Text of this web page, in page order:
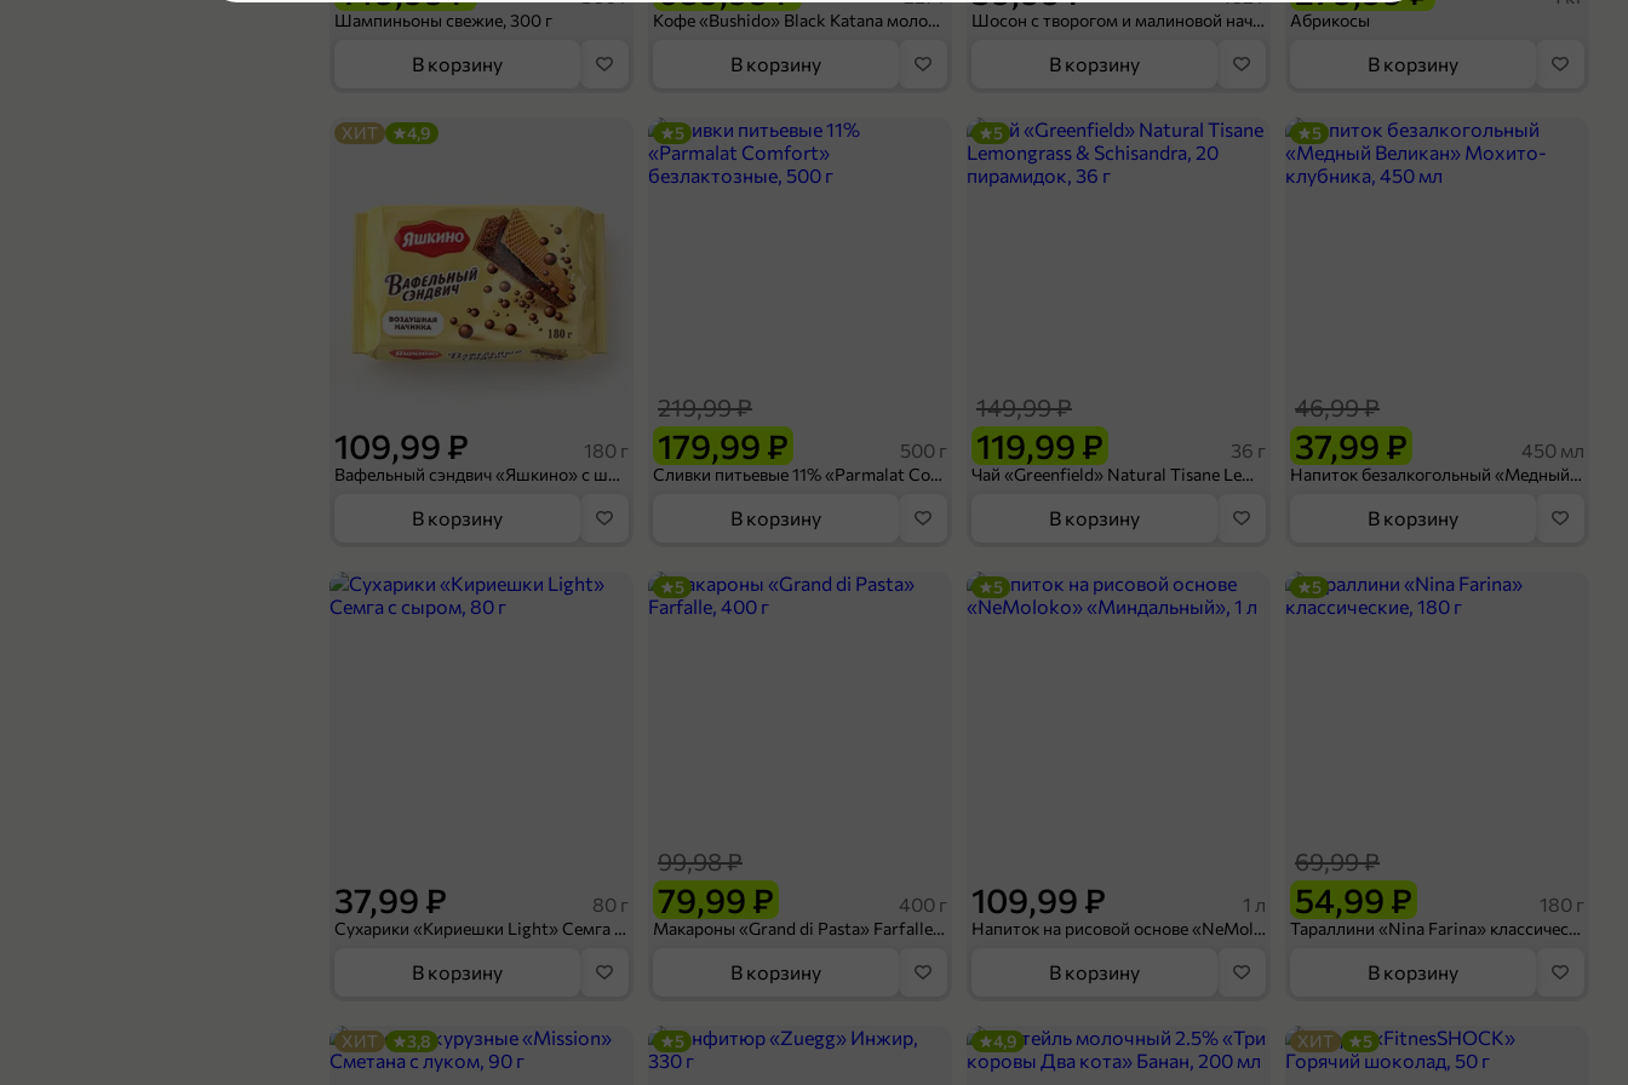
Шампиньоны свежие, 300 г
В корзину
Кофе «Bushido» Black Katana молотый, 227 г
В корзину
Шосон с творогом и малиновой начинкой, 102 г
В корзину
Абрикосы
В корзину
109,99 ₽ 180 г
Вафельный сэндвич «Яшкино» с шоколадной начинкой, 180 г
ХИТ 4,9
В корзину
179,99 ₽
219,99 ₽
500 г
Сливки питьевые 11% «Parmalat Comfort» безлактозные, 500 г
5
В корзину
119,99 ₽
149,99 ₽
36 г
Чай «Greenfield» Natural Tisane Lemongrass & Schisandra, 20 пирамидок, 36 г
5
В корзину
37,99 ₽
46,99 ₽
450 мл
Напиток безалкогольный «Медный Великан» Мохито-клубника, 450 мл
5
В корзину
37,99 ₽ 80 г
Сухарики «Кириешки Light» Семга с сыром, 80 г
В корзину
79,99 ₽
99,98 ₽
400 г
Макароны «Grand di Pasta» Farfalle, 400 г
5
В корзину
109,99 ₽ 1 л
Напиток на рисовой основе «NeMoloko» «Миндальный», 1 л
5
В корзину
54,99 ₽
69,99 ₽
180 г
Тараллини «Nina Farina» классические, 180 г
5
В корзину
ХИТ 3,8 5 4,9 ХИТ 5